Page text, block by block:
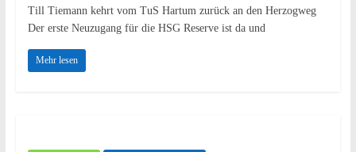
Till Tiemann kehrt vom TuS Hartum zurück an den Herzogweg
Der erste Neuzugang für die HSG Reserve ist da und
Mehr lesen